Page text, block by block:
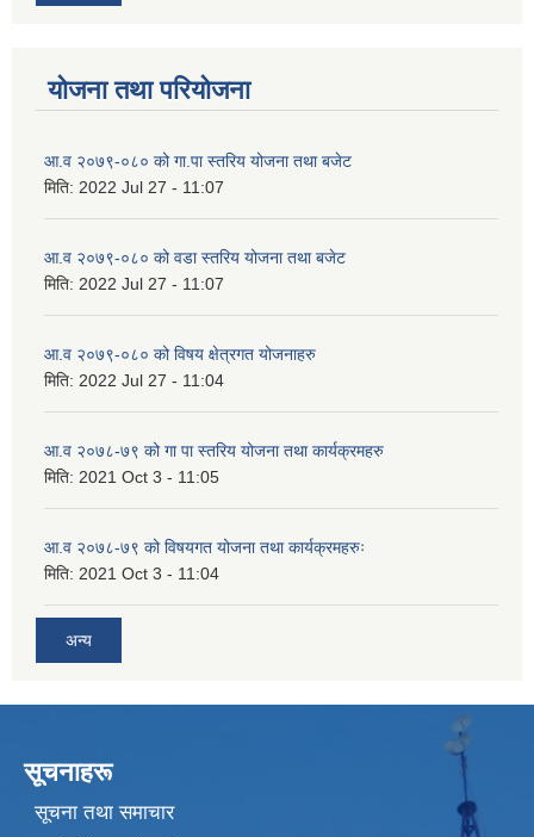
योजना तथा परियोजना
आ.व २०७९-०८० को गा.पा स्तरिय योजना तथा बजेट
मिति: 2022 Jul 27 - 11:07
आ.व २०७९-०८० को वडा स्तरिय योजना तथा बजेट
मिति: 2022 Jul 27 - 11:07
आ.व २०७९-०८० को विषय क्षेत्रगत योजनाहरु
मिति: 2022 Jul 27 - 11:04
आ.व २०७८-७९ को गा पा स्तरिय योजना तथा कार्यक्रमहरु
मिति: 2021 Oct 3 - 11:05
आ.व २०७८-७९ को विषयगत योजना तथा कार्यक्रमहरुः
मिति: 2021 Oct 3 - 11:04
अन्य
सूचनाहरू
सूचना तथा समाचार